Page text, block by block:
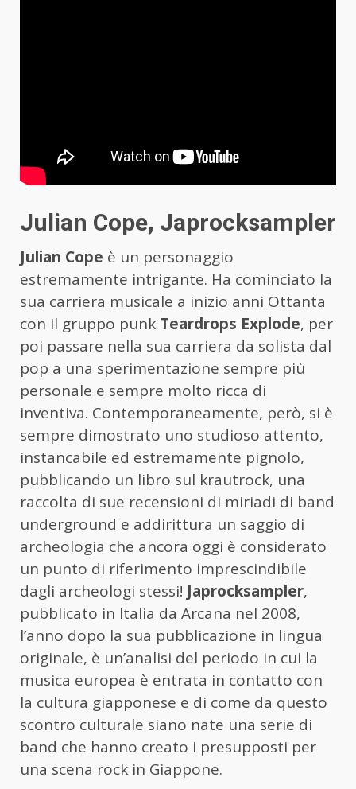
Julian Cope, Japrocksampler
Julian Cope è un personaggio
estremamente intrigante. Ha cominciato la
sua carriera musicale a inizio anni Ottanta
con il gruppo punk Teardrops Explode, per
poi passare nella sua carriera da solista dal
pop a una sperimentazione sempre più
personale e sempre molto ricca di
inventiva. Contemporaneamente, però, si è
sempre dimostrato uno studioso attento,
instancabile ed estremamente pignolo,
pubblicando un libro sul krautrock, una
raccolta di sue recensioni di miriadi di band
underground e addirittura un saggio di
archeologia che ancora oggi è considerato
un punto di riferimento imprescindibile
dagli archeologi stessi! Japrocksampler,
pubblicato in Italia da Arcana nel 2008,
l’anno dopo la sua pubblicazione in lingua
originale, è un’analisi del periodo in cui la
musica europea è entrata in contatto con
la cultura giapponese e di come da questo
scontro culturale siano nate una serie di
band che hanno creato i presupposti per
una scena rock in Giappone.